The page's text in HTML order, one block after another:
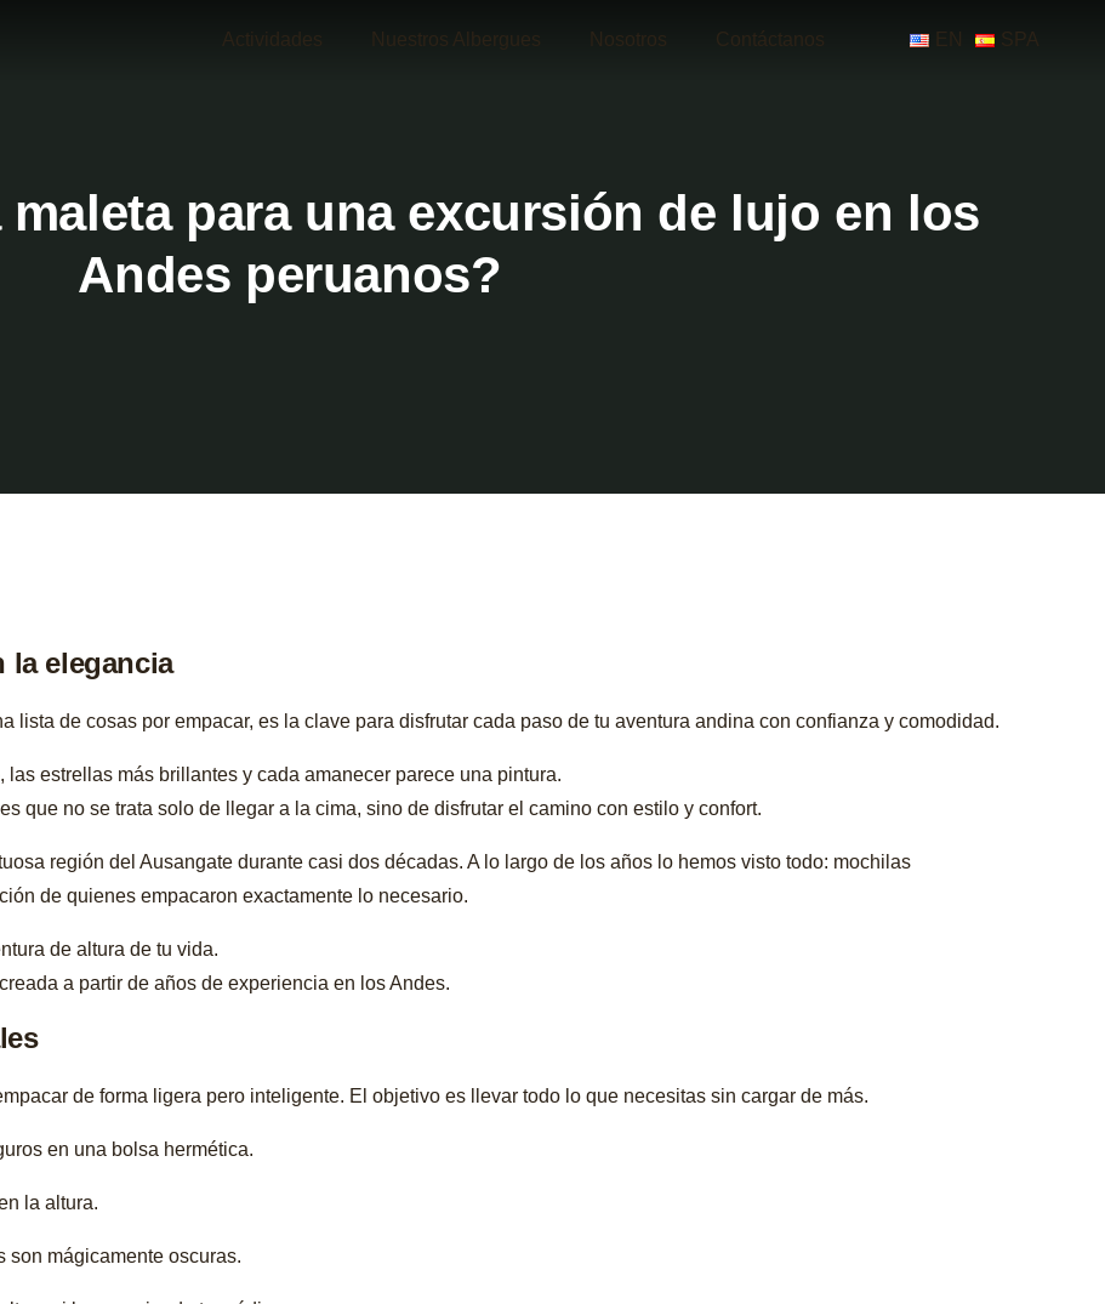
Actividades Nuestros Albergues Nosotros Contáctanos EN SPA
para una excursión de lujo en los
Andes peruanos?
la elegancia
lista de cosas por empacar, es la clave para disfrutar cada paso de tu aventura andina con confianza y comodidad.
estrellas más brillantes y cada amanecer parece una pintura.
que no se trata solo de llegar a la cima, sino de disfrutar el camino con estilo y confort.
región del Ausangate durante casi dos décadas. A lo largo de los años lo hemos visto todo: mochilas
de quienes empacaron exactamente lo necesario.
de altura de tu vida.
a partir de años de experiencia en los Andes.
de forma ligera pero inteligente. El objetivo es llevar todo lo que necesitas sin cargar de más.
en una bolsa hermética.
la altura.
son mágicamente oscuras.